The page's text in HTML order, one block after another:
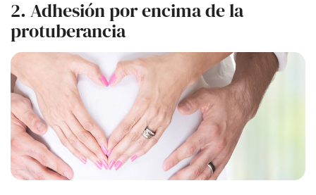
2. Adhesión por encima de la
protuberancia